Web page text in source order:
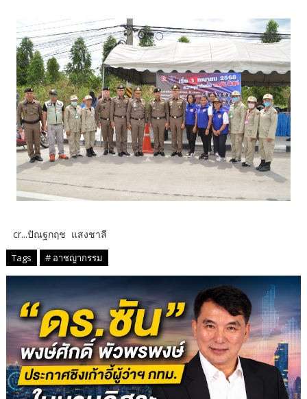
cr...ปัณฐกฤช แสงชาลี
Tags # อาชญากรรม